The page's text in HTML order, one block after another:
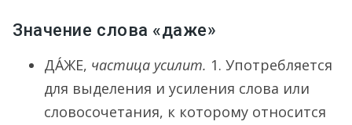
Значение слова «даже»
ДА́ЖЕ, частица усилит. 1. Употребляется
для выделения и усиления слова или
словосочетания, к которому относится